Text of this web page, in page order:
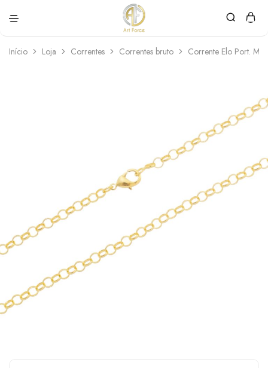
Force
personalizadas
Início Loja Correntes Correntes bruto Corrente Elo Port.